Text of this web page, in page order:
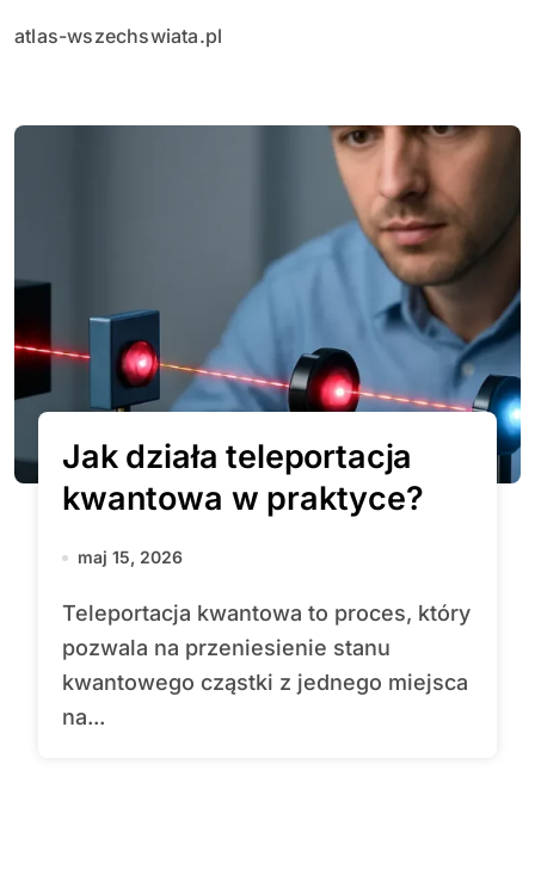
atlas-wszechswiata.pl
Jak działa teleportacja
kwantowa w praktyce?
maj 15, 2026
Teleportacja kwantowa to proces, który
pozwala na przeniesienie stanu
kwantowego cząstki z jednego miejsca
na...